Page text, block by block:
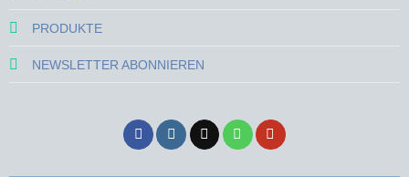
PRODUKTE
NEWSLETTER ABONNIEREN